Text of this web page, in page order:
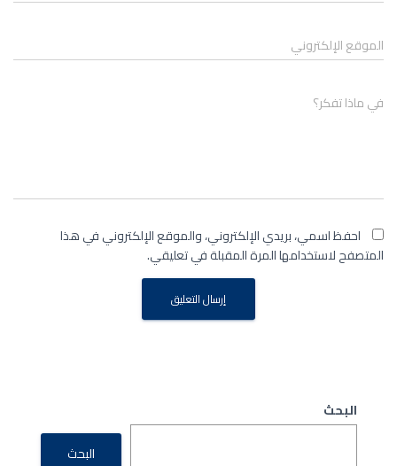
الموقع الإلكتروني
في ماذا تفكر؟
احفظ اسمي، بريدي الإلكتروني، والموقع الإلكتروني في هذا
المتصفح لاستخدامها المرة المقبلة في تعليقي.
البحث
البحث